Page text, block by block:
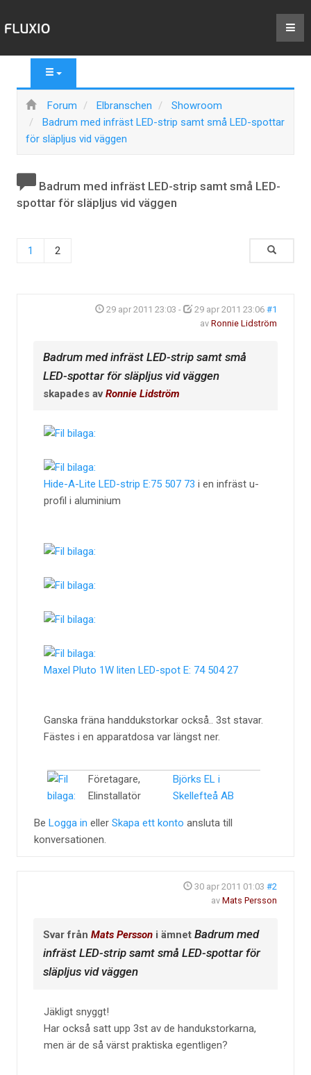
Forum Elbranschen
Showroom
Badrum med infräst LED-strip samt små LED-spottar
för släpljus vid väggen
Badrum med infräst LED-strip samt små LED-
spottar för släpljus vid väggen
1 2
29 apr 2011 23:03 - 29 apr 2011 23:06 #1
av Ronnie Lidström
Badrum med infräst LED-strip samt små
LED-spottar för släpljus vid väggen
skapades avRonnie Lidström
Hide-A-Lite LED-strip E:75 507 73 i en infräst u-
profil i aluminium
Maxel Pluto 1W liten LED-spot E: 74 504 27
Ganska fräna handdukstorkar också.. 3st stavar.
Fästes i en apparatdosa var längst ner.
Företagare,
Elinstallatör
Björks EL i
Skellefteå AB
Be Logga in eller Skapa ett konto ansluta till
konversationen.
30 apr 2011 01:03 #2
av Mats Persson
Svar från Mats Persson i ämnet Badrum med
infräst LED-strip samt små LED-spottar för
släpljus vid väggen
Jäkligt snyggt!
Har också satt upp 3st av de handukstorkarna,
men är de så värst praktiska egentligen?